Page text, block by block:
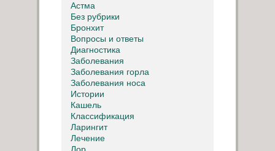
Астма
Без рубрики
Бронхит
Вопросы и ответы
Диагностика
Заболевания
Заболевания горла
Заболевания носа
Истории
Кашель
Классификация
Ларингит
Лечение